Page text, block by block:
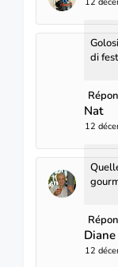
di
Nat
12
Diane
12